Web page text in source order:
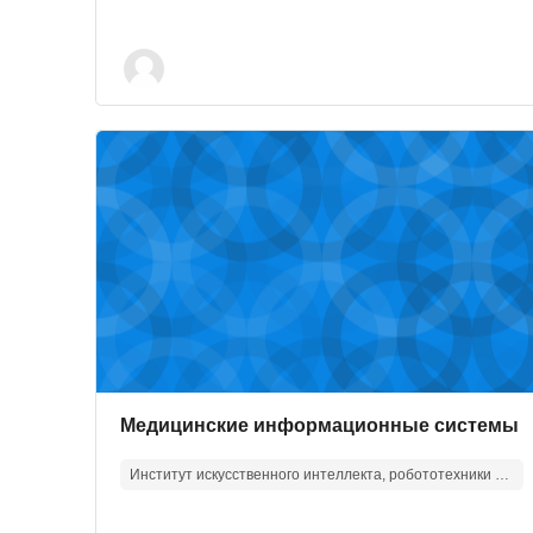
Изображение курса" Медицинские
Изображение курса
Название курса
Медицинские информационные системы
Институт искусственного интеллекта, робототехники и системной инженерии